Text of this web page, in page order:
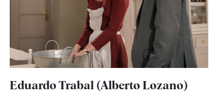
Eduardo Trabal (Alberto Lozano)